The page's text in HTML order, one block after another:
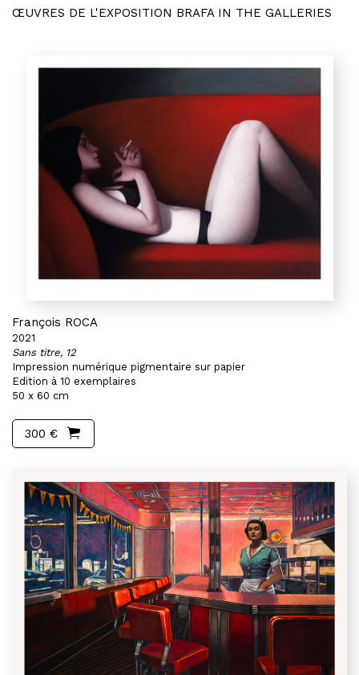
ŒUVRES DE L'EXPOSITION BRAFA IN THE GALLERIES
François ROCA
2021
Sans titre, 12
Impression numérique pigmentaire sur papier
Edition à 10 exemplaires
50 x 60 cm
300 €